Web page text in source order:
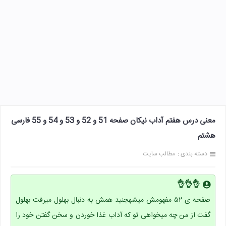
معنی درس هفتم آداب نیکان صفحه 51 و 52 و 53 و 54 و 55 فارسی
هشتم
دسته بندی : مطالب سایت
👌👌👌
صفحه ی ۵۲ مفهومش میشهجنید همش به دنبال بهلول میرفت بهلول
گفت از من چه میخواهی تو که آداب غذا خوردن و سخن گفتن خود را